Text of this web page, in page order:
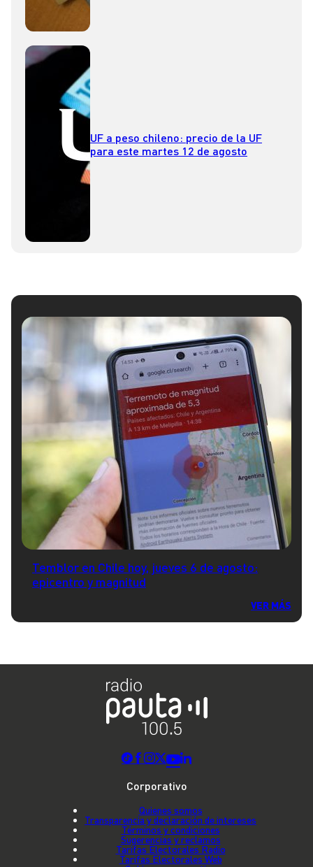
UF a peso chileno: precio de la UF
para este martes 12 de agosto
Temblor en Chile hoy, jueves 6 de agosto:
epicentro y magnitud
VER MÁS
Corporativo
Quienes somos
Transparencia y declaración de intereses
Términos y condiciones
Sugerencias y reclamos
Tarifas Electorales Radio
Tarifas Electorales Web